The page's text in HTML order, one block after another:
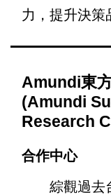
力，提升決策
Amundi東
(Amundi
Research
合作中心
綜觀過去